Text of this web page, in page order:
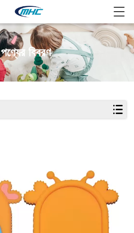
পণ্যের বিবরণ